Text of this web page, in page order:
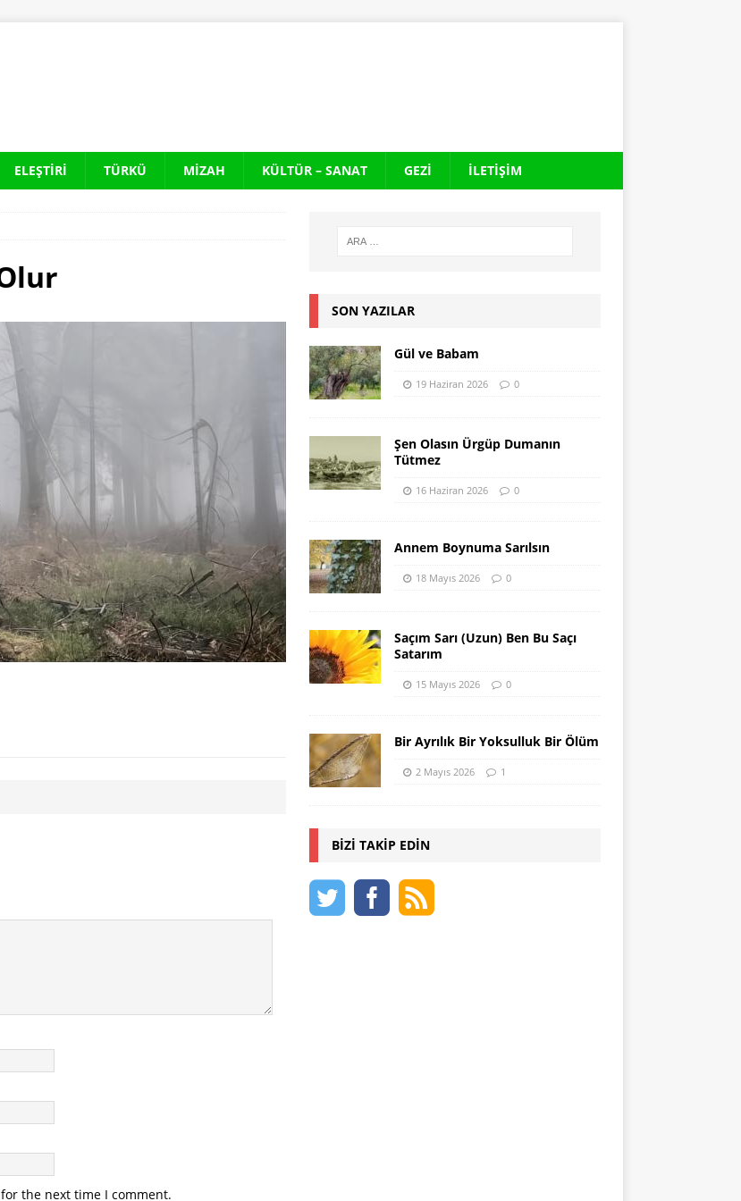
ELEŞTIRI TÜRKÜ MIZAH KÜLTÜR – SANAT GEZI İLETIŞIM
the next time I comment.
SON YAZILAR
Gül ve Babam
19 Haziran 2026 0
Şen Olasın Ürgüp Dumanın
Tütmez
16 Haziran 2026 0
Annem Boynuma Sarılsın
18 Mayıs 2026 0
Saçım Sarı (Uzun) Ben Bu Saçı
Satarım
15 Mayıs 2026 0
Bir Ayrılık Bir Yoksulluk Bir Ölüm
2 Mayıs 2026 1
BIZI TAKIP EDIN